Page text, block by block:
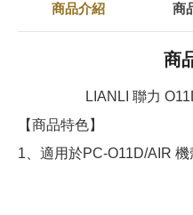
商品介紹 商
商
LIANLI 聯力
【商品特色】
1、適用於PC-O11D/AIR 機